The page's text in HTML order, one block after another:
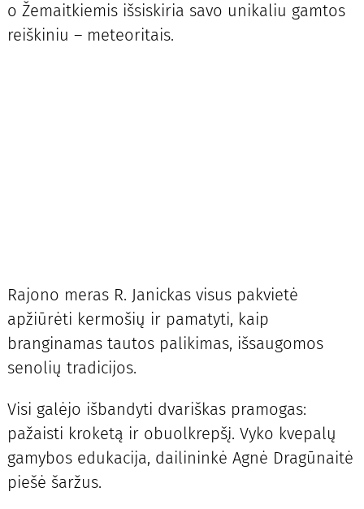
o Žemaitkiemis išsiskiria savo unikaliu gamtos
reiškiniu – meteoritais.
Rajono meras R. Janickas visus pakvietė
apžiūrėti kermošių ir pamatyti, kaip
branginamas tautos palikimas, išsaugomos
senolių tradicijos.
Visi galėjo išbandyti dvariškas pramogas:
pažaisti kroketą ir obuolkrepšį. Vyko kvepalų
gamybos edukacija, dailininkė Agnė Dragūnaitė
piešė šaržus.